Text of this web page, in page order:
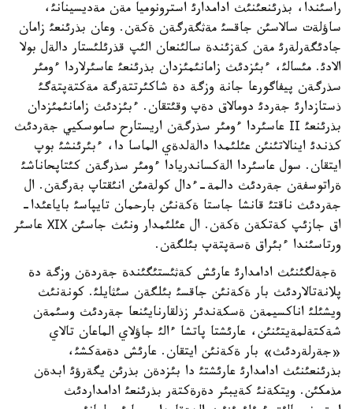
راسئندا، بذرئنعئنئث ادامدارئ استرونوميا مةن مةديسينانئ،
ساؤلةت سالاسئن جاقسئ مةثگةرگةن ةكةن. وعان بذرئنعئ زامان
جادئگةرلةرئ مةن كةزئندة سالئنعان الئپ قذرئلئستار دالةل بولا
الادئ. مئسالئ، ءبئزدئث زامانئمئزدان بذرئنعئ عاسئرلاردا ءومئر
سذرگةن پيفاگورعا جانة وزگة دة شاكئرتتةرگة مةكتةپتةگئ
ذستازدارئ جةردئ دومالاق دةپ وقئتقان. ءبئزدئث زامانئمئزدان
بذرئنعئ ІІ عاسئردا ءومئر سذرگةن اريستارح ساموسكيي جةردئث
كذندئ اينالاتئنئن عئلئمدا دالةلدةي الماسا دا، ءبئرئنشئ بوپ
ايتقان. سول عاسئردا الةكساندريادا ءومئر سذرگةن كئتاپحاناشئ
ةراتوسفةن جةردئث دالمة-ءدال كولةمئن انئقتاپ بةرگةن. ال
جةردئث ناقتئ قانشا جاستا ةكةنئن بارحمان تايپاسئ باياعئدا-
اق جازئپ كةتكةن ةكةن. ال عئلئمدار ونئث جاسئن ХІХ عاسئر
ورتاسئندا ءبئراق ةسةپتةپ بئلگةن.
ةجةلگئنئث ادامدارئ عارئش كةثئستئگئندة جةردةن وزگة دة
پلانةتالاردئث بار ةكةنئن جاقسئ بئلگةن سئثايلئ. كونةنئث
ويشئلئ اناكسيمةن ةسكةندئر زذلقارنايئنعا جةردئث وسئمةن
شةكتةلمةيتئنئن، عارئشتا پاتشا ءالئ جاؤلاي الماعان تالاي
«جةرلةردئث» بار ةكةنئن ايتقان. عارئش دةمةكشئ،
بذرئنعئنئث ادامدارئ عارئشتئ دا بئزدةن بذرئن يگةرؤئ ابدةن
مذمكئن. ويتكةنئ كةيبئر دةرةكتةر بذرئنعئ ادامداردئث